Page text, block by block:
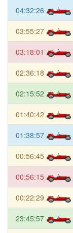
04:32:26
03:55:27
03:18:01
02:36:18
02:15:52
01:40:42
01:38:57
00:56:45
00:56:15
00:22:29
23:45:57